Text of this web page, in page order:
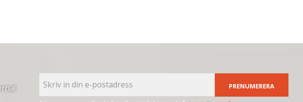
PRENUMERERA